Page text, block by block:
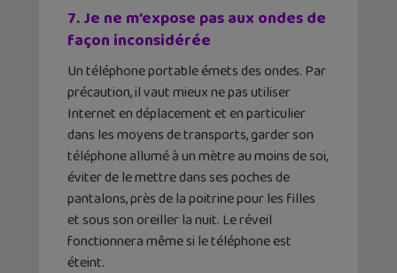
7. Je ne m’expose pas aux ondes de
façon inconsidérée
Un téléphone portable émets des ondes. Par
précaution, il vaut mieux ne pas utiliser
Internet en déplacement et en particulier
dans les moyens de transports, garder son
téléphone allumé à un mètre au moins de soi,
éviter de le mettre dans ses poches de
pantalons, près de la poitrine pour les filles
et sous son oreiller la nuit. Le réveil
fonctionnera même si le téléphone est
éteint.